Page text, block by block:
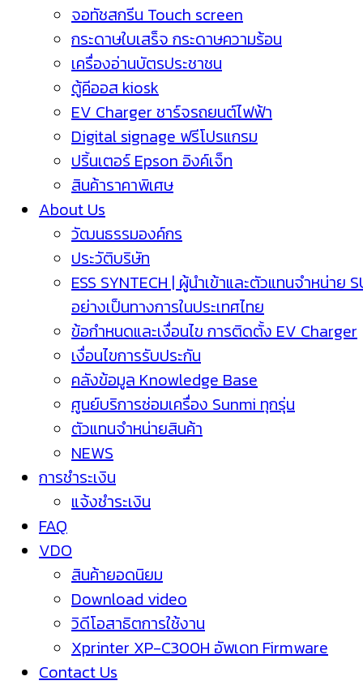
จอทัชสกรีน Touch screen
กระดาษใบเสร็จ กระดาษความร้อน
เครื่องอ่านบัตรประชาชน
ตู้คีออส kiosk
EV Charger ชาร์จรถยนต์ไฟฟ้า
Digital signage ฟรีโปรแกรม
ปริ้นเตอร์ Epson อิงค์เจ็ท
สินค้าราคาพิเศษ
About Us
วัฒนธรรมองค์กร
ประวัติบริษัท
ESS SYNTECH | ผู้นำเข้าและตัวแทนจำหน่าย
อย่างเป็นทางการในประเทศไทย
ข้อกำหนดและเงื่อนไข การติดตั้ง EV Charger
เงื่อนไขการรับประกัน
คลังข้อมูล Knowledge Base
ศูนย์บริการซ่อมเครื่อง Sunmi ทุกรุ่น
ตัวแทนจำหน่ายสินค้า
NEWS
การชำระเงิน
แจ้งชำระเงิน
FAQ
VDO
สินค้ายอดนิยม
Download video
วิดีโอสาธิตการใช้งาน
Xprinter XP-C300H อัพเดท Firmware
Contact Us